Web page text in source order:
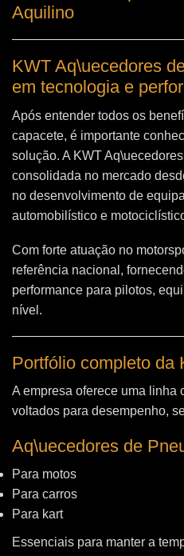
Aquilino
KWT Aq\uecedores
em tecnologia e
Após entender todos os
capacete, é importante
solução. A KWT
consolidada no mercado
no desenvolvimento de
automobilístico e
Com forte atuação no
referência nacional,
performance para pilotos,
nível.
Portfólio completo da
A empresa oferece uma linha
voltados para desempenho,
Aq\uecedores de
Para motos
Para carros
Para kart
Essenciais para manter a